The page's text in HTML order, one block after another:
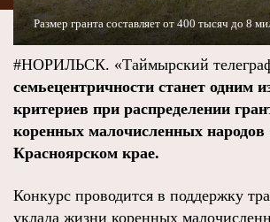
Размер гранта составляет от 400 тысяч до 8
#НОРИЛЬСК. «Таймырский
семьецентричности станет одним
критериев при распределении
коренных малочисленных народов
Красноярском крае.
Конкурс проводится в поддержку
уклада жизни коренных